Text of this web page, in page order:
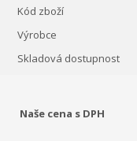
Kód zboží
Výrobce
Skladová dostupnost
Naše cena s DPH